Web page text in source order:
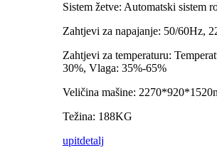
Sistem žetve: Automatski sistem
Zahtjevi za napajanje: 50/60Hz,
Zahtjevi za temperaturu:
30%, Vlaga: 35%-65%
Veličina mašine:
Težina: 188KG
upitdetalj